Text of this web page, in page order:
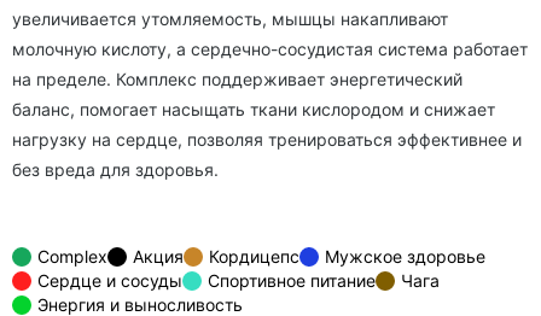
увеличивается утомляемость, мышцы накапливают
молочную кислоту, а сердечно-сосудистая система работает
на пределе. Комплекс поддерживает энергетический
баланс, помогает насыщать ткани кислородом и снижает
нагрузку на сердце, позволяя тренироваться эффективнее и
без вреда для здоровья.
Complex Акция Кордицепс
Мужское здоровье
Сердце и сосуды
Спортивное питание
Чага
Энергия и выносливость